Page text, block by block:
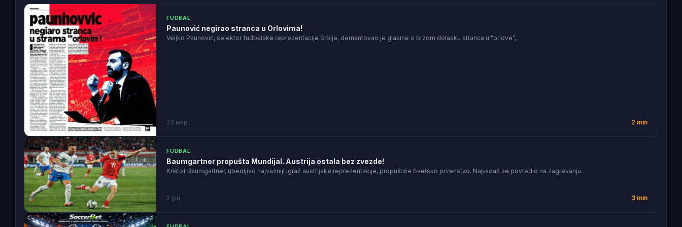
FUDBAL
Paunović negirao stranca u Orlovima!
Veljko Paunović, selektor fudbalske reprezentacije Srbije, demantovao je glasine o brzom dolasku stranca u "orlove",…
23 март 2 min
FUDBAL
Baumgartner propušta Mundijal. Austrija ostala bez zvezde!
Krištof Baumgartner, ubedljivo najvažniji igrač austrijske reprezentacije, propuštiće Svetsko prvenstvo. Napadač se povredio na zagrevanju…
2 јун 3 min